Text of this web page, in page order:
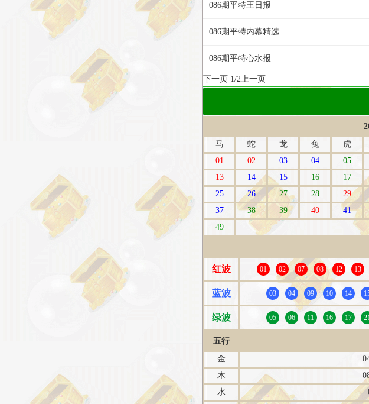
086期平特王日报
086期平特内幕精选
086期平特心水报
下一页 1/2上一页
马
蛇 龙 兔 虎
01
02 03 04 05
13
14 15 16 17
25
26 27 28 29
37
38 39 40 41
49
红波 01 02 07 08 12 13
蓝波 03 04 09 10 14
绿波 05 06 11 16 17
五行
金
木
水